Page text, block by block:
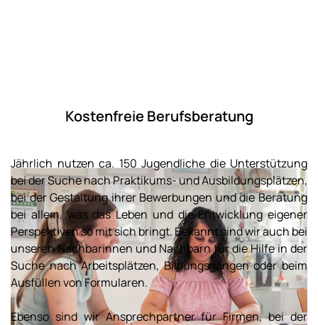
Kostenfreie Berufsberatung
Jährlich nutzen ca. 150 Jugendliche die Unterstützung
bei der Suche nach Praktikums- und Ausbildungsplätzen,
bei der Gestaltung ihrer Bewerbungen und die Beratung
bei allem, was das Leben und die Entwicklung eigener
Perspektiven so mit sich bringt. Bekannt sind wir auch bei
unseren Nachbarinnen und Nachbarn für die Hilfe in der
Suche nach Arbeitsplätzen, Bildungsgängen oder beim
Ausfüllen von Formularen.
Ebenso sind wir Ansprechpartner für Firmen, bei der